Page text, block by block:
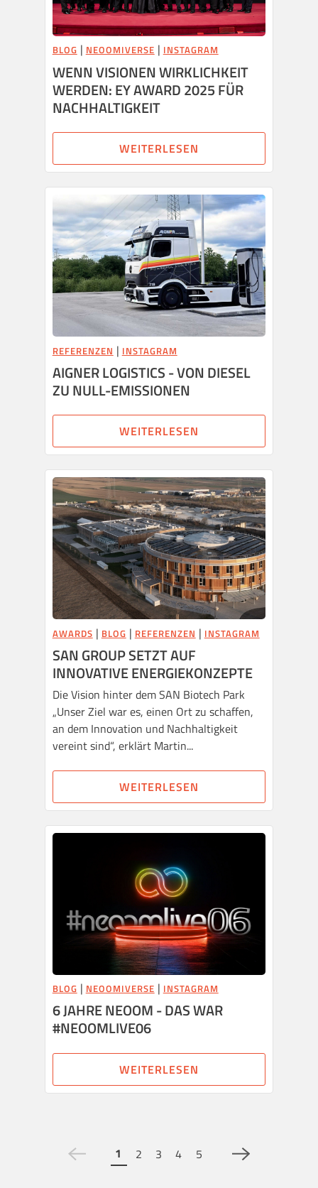
BLOG | NEOOMIVERSE | INSTAGRAM
WENN VISIONEN WIRKLICHKEIT
WERDEN: EY AWARD 2025 FÜR
NACHHALTIGKEIT
WEITERLESEN
REFERENZEN | INSTAGRAM
AIGNER LOGISTICS - VON DIESEL
ZU NULL-EMISSIONEN
WEITERLESEN
AWARDS | BLOG | REFERENZEN | INSTAGRAM
SAN GROUP SETZT AUF
INNOVATIVE ENERGIEKONZEPTE
Die Vision hinter dem SAN Biotech Park
„Unser Ziel war es, einen Ort zu schaffen,
an dem Innovation und Nachhaltigkeit
vereint sind“, erklärt Martin...
WEITERLESEN
BLOG | NEOOMIVERSE | INSTAGRAM
6 JAHRE NEOOM - DAS WAR
#NEOOMLIVE06
WEITERLESEN
1 2 3 4 5